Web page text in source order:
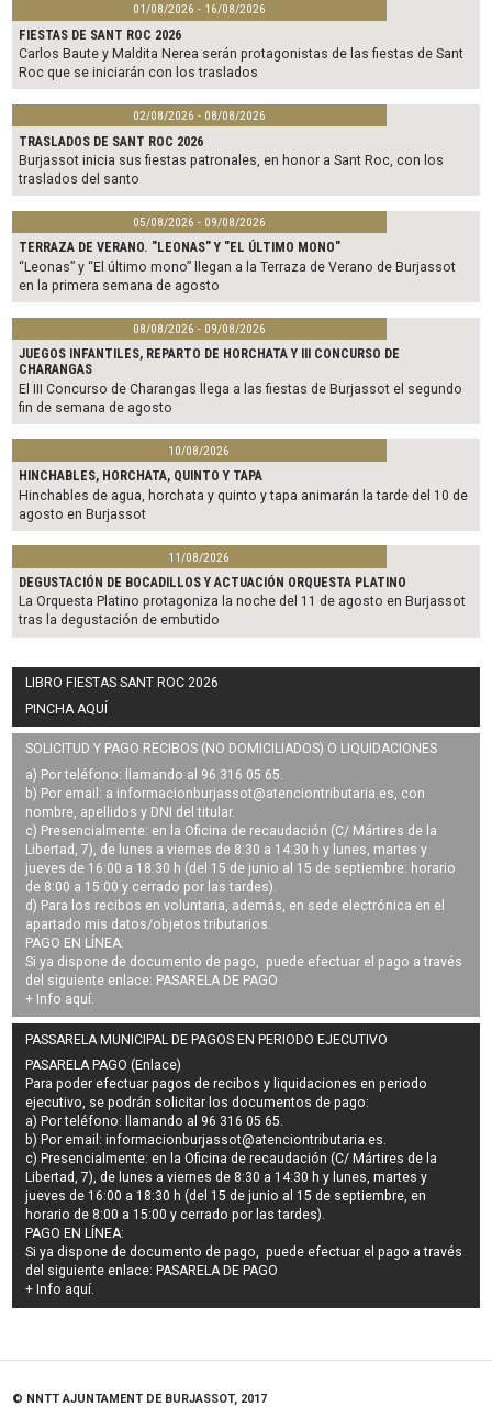
01/08/2026 - 16/08/2026
FIESTAS DE SANT ROC 2026
Carlos Baute y Maldita Nerea serán protagonistas de las fiestas de Sant
Roc que se iniciarán con los traslados
02/08/2026 - 08/08/2026
TRASLADOS DE SANT ROC 2026
Burjassot inicia sus fiestas patronales, en honor a Sant Roc, con los
traslados del santo
05/08/2026 - 09/08/2026
TERRAZA DE VERANO. "LEONAS" Y "EL ÚLTIMO MONO"
“Leonas” y “El último mono” llegan a la Terraza de Verano de Burjassot
en la primera semana de agosto
08/08/2026 - 09/08/2026
JUEGOS INFANTILES, REPARTO DE HORCHATA Y III CONCURSO DE
CHARANGAS
El III Concurso de Charangas llega a las fiestas de Burjassot el segundo
fin de semana de agosto
10/08/2026
HINCHABLES, HORCHATA, QUINTO Y TAPA
Hinchables de agua, horchata y quinto y tapa animarán la tarde del 10 de
agosto en Burjassot
11/08/2026
DEGUSTACIÓN DE BOCADILLOS Y ACTUACIÓN ORQUESTA PLATINO
La Orquesta Platino protagoniza la noche del 11 de agosto en Burjassot
tras la degustación de embutido
LIBRO FIESTAS SANT ROC 2026
PINCHA AQUÍ
SOLICITUD Y PAGO RECIBOS (NO DOMICILIADOS) O LIQUIDACIONES
a) Por teléfono: llamando al 96 316 05 65.
b) Por email: a informacionburjassot@atenciontributaria.es, con
nombre, apellidos y DNI del titular.
c) Presencialmente: en la Oficina de recaudación (C/ Mártires de la
Libertad, 7), de lunes a viernes de 8:30 a 14:30 h y lunes, martes y
jueves de 16:00 a 18:30 h (del 15 de junio al 15 de septiembre: horario
de 8:00 a 15:00 y cerrado por las tardes).
d) Para los recibos en voluntaria, además, en sede electrónica en el
apartado mis datos/objetos tributarios.
PAGO EN LÍNEA:
Si ya dispone de documento de pago, puede efectuar el pago a través
del siguiente enlace: PASARELA DE PAGO
+ Info aquí.
PASSARELA MUNICIPAL DE PAGOS EN PERIODO EJECUTIVO
PASARELA PAGO (Enlace)
Para poder efectuar pagos derecibos y liquidaciones en periodo
ejecutivo, se podrán solicitar los documentos de pago:
a) Por teléfono: llamando al 96 316 05 65.
b) Por email:informacionburjassot@atenciontributaria.es.
c) Presencialmente: en la Oficina de recaudación (C/ Mártires de la
Libertad, 7), de lunes a viernes de 8:30 a 14:30 h y lunes, martes y
jueves de 16:00 a 18:30 h (del 15 de junio al 15 de septiembre, en
horario de 8:00 a 15:00 y cerrado por las tardes).
PAGO EN LÍNEA:
Si ya dispone de documento de pago, puede efectuar el pago a través
del siguiente enlace: PASARELA DE PAGO
+ Info aquí.
© NNTT AJUNTAMENT DE BURJASSOT, 2017